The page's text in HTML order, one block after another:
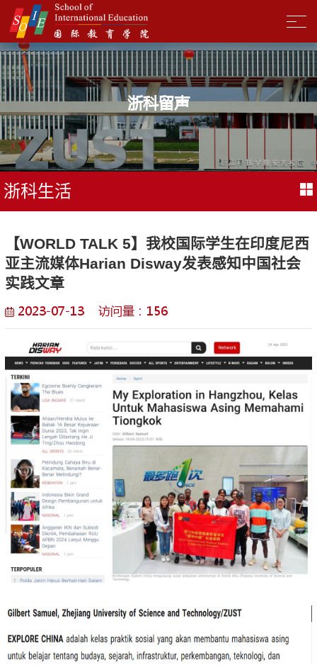
浙科留声
浙科生活
【WORLD TALK 5】我校国际学生在印度尼西
亚主流媒体Harian Disway发表感知中国社会
实践文章
2023-07-13 访问量： 156